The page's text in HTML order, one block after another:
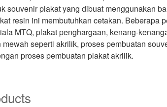
souvenir plakat yang dibuat menggunakan
resin ini membutuhkan cetakan. Beberapa
MTQ, plakat penghargaan, kenang-
seperti akrilik, proses pembuatan
proses pembuatan plakat akrilik.